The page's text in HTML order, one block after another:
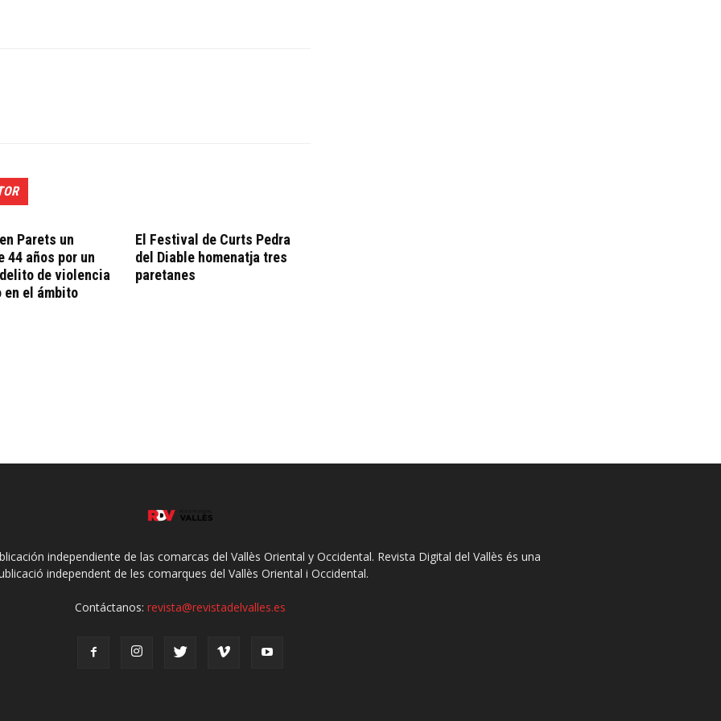
Parets un
44 años por un
de violencia
en el ámbito
El Festival de Curts Pedra
del Diable homenatja tres
paretanes
independiente de las comarcas del Vallès Oriental y Occidental. Revista Digital del Vallès és una
independent de les comarques del Vallès Oriental i Occidental.
Contáctanos: revista@revistadelvalles.es